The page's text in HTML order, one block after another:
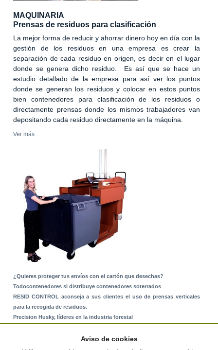
MAQUINARIA
Prensas de residuos para clasificación
La mejor forma de reducir y ahorrar dinero hoy en día con la
gestión de los residuos en una empresa es crear la
separación de cada residuo en origen, es decir en el lugar
donde se genera dicho residuo. Es así que se hace un
estudio detallado de la empresa para así ver los puntos
donde se generan los residuos y colocar en estos puntos
bien contenedores para clasificación de los residuos o
directamente prensas donde los mismos trabajadores van
depositando cada residuo directamente en la máquina.
Ver más
¿Quieres proteger tus envíos con el cartón que desechas?
Todocontenedores sl distribuye contenedores soterrados
RESID CONTROL aconseja a sus clientes el uso de prensas verticales
para la recogida de residuos.
Precision Husky, líderes en la industria forestal
Aviso de cookies